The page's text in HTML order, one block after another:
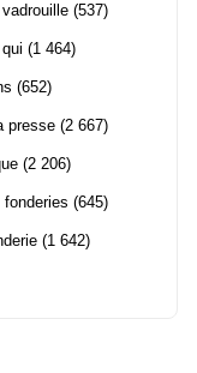
(537)
(1 464)
(652)
presse (2 667)
(2 206)
(645)
(1 642)